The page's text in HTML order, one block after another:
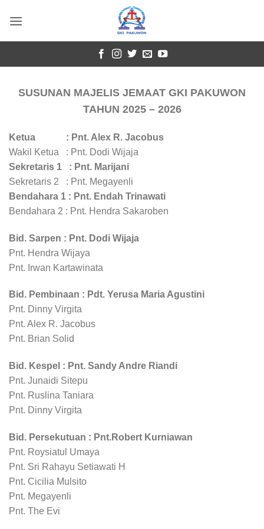
SUSUNAN MAJELIS JEMAAT GKI PAKUWON
TAHUN 2025 – 2026
Ketua : Pnt. Alex R. Jacobus
Wakil Ketua : Pnt. Dodi Wijaja
Sekretaris 1 : Pnt. Marijani
Sekretaris 2 : Pnt. Megayenli
Bendahara 1 : Pnt. Endah Trinawati
Bendahara 2 : Pnt. Hendra Sakaroben
Bid. Sarpen : Pnt. Dodi Wijaja
Pnt. Hendra Wijaya
Pnt. Irwan Kartawinata
Bid. Pembinaan : Pdt. Yerusa Maria Agustini
Pnt. Dinny Virgita
Pnt. Alex R. Jacobus
Pnt. Brian Solid
Bid. Kespel : Pnt. Sandy Andre Riandi
Pnt. Junaidi Sitepu
Pnt. Ruslina Taniara
Pnt. Dinny Virgita
Bid. Persekutuan : Pnt.Robert Kurniawan
Pnt. Roysiatul Umaya
Pnt. Sri Rahayu Setiawati H
Pnt. Cicilia Mulsito
Pnt. Megayenli
Pnt. The Evi